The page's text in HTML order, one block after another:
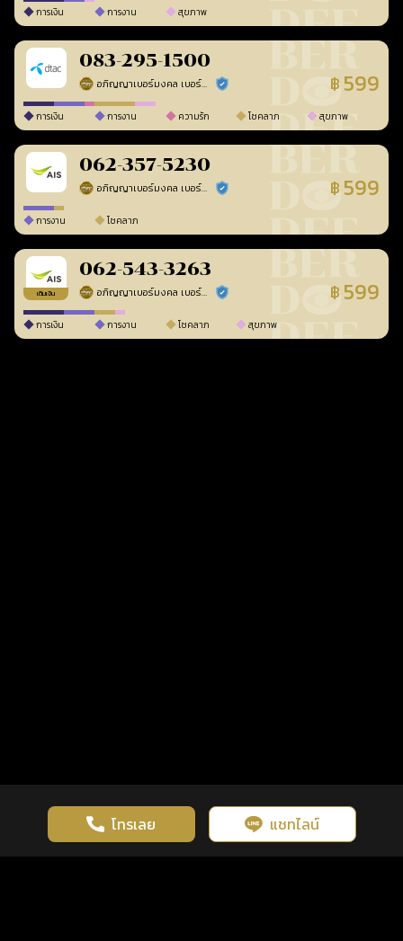
การเงิน การงาน สุขภาพ
083-295-1500
อภิญญาเบอร์มงคล เบอร์สวยเลขศาสตร์ ร้านยืนยันแล้ว ฿ 599
การเงิน การงาน ความรัก โชคลาภ สุขภาพ
062-357-5230
อภิญญาเบอร์มงคล เบอร์สวยเลขศาสตร์ ร้านยืนยันแล้ว ฿ 599
การงาน โชคลาภ
เติมเงิน
062-543-3263
อภิญญาเบอร์มงคล เบอร์สวยเลขศาสตร์ ร้านยืนยันแล้ว ฿ 599
การเงิน การงาน โชคลาภ สุขภาพ
โทรเลย แชทไลน์
เว็บไซต์นี้มีการใช้งานคุกกี้ เพื่อเพิ่มประสิทธิภาพและประสบการณ์ที่ดี
ในการใช้งานเว็บไซต์ นโยบายความเป็นส่วนตัว
รู้ก่อน พร้อมกว่า ทุกจังหวะชีวิต คลิกดูดวงฟรี